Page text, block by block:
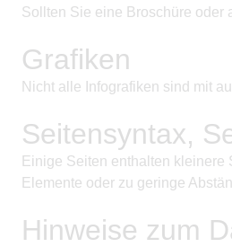
Sollten Sie eine Broschüre oder
Grafiken
Nicht alle Infografiken sind mit
Seitensyntax,
Einige Seiten enthalten
Elemente oder zu geringe
Hinweise zum